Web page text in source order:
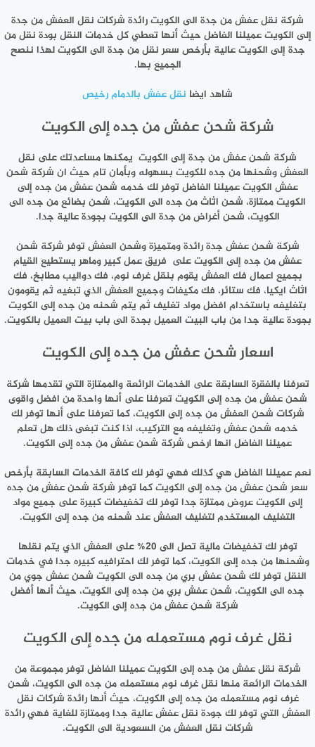
شركة نقل عفش من جدة الى الكويت رائدة شركات نقل العفش من جدة
إلى الكويت عميلنا الفاضل حيث أنها تعطي كل خدمات النقل بودة نقل من
جدة إلى الكويت عالية بأرخص سعر نقل من جدة الى الكويت لهذا ننصح
الجميع بها.
شاهد ايضا نقل عفش بالدمام رخيص
شركة شحن عفش من جده إلى الكويت
شركة شحن عفش من جدة إلى الكويت يمكنها مساعدتك على نقل
العفش وشحنها من جده للكويت بسهوله وبأمان تام حيث ان شركة شحن
عفش الكويت عميلنا الفاضل توفر لك خدمه شحن عفش من جده إلى
الكويت ممتازة، شحن اثاث من جده الى الكويت، شحن بضائع من جده الى
الكويت، شحن أغراض من جدة الى الكويت بجودة عالية جدا.
شركة شحن عفش جدة رائدة ومتميزة وشحن العفش توفر شركة شحن
عفش من جده إلى الكويت على فريق عمل كبير وماهر يستطيع القيام
بجميع اعمال فك العفش يقوم بنقل غرف نوم، فك دواليب مطابخ، فك
اثاث ايكيا، فك ستائر، فك مكيفات وجميع العفش الذي تبغيه ثم يقومون
بتغليفه باستخدام افضل مواد تغليف ثم يتم شحنه من جده إلى الكويت
بجودة عالية جدا من باب البيت العميل بجدة الى باب بيت العميل بالكويت.
اسعار شحن عفش من جده إلى الكويت
تعرفنا بالفقرة السابقة على الخدمات الرائعة والممتازة التي تقدمها شركة
شحن عفش من جده إلى الكويت تعرفنا على أنها واحدة من افضل واقوى
شركات شحن العفش من جده إلى الكويت، كما تعرفنا على أنها توفر لك
خدمه شحن عفش وتغليفه مع التركيب، اذا كنت تبغى ذلك هل تعلم
عميلنا الفاضل انها ارخص شركة شحن عفش من جده إلى الكويت.
نعم عميلنا الفاضل هي كذلك فهي توفر لك كافة الخدمات السابقة بأرخص
سعر شحن عفش من جده إلى الكويت كما توفر شركة شحن عفش من جده
إلى الكويت عروض ممتازة جدا توفر لك تخفيضات كبيرة على جميع مواد
التغليف المستخدم لتغليف العفش عند شحنه من جده إلى الكويت.
توفر لك تخفيضات مالية تصل الى 20% على العفش الذي يتم نقلها
وشحنها من جده إلى الكويت، كما توفر لك احترافيه كبيره جدا في خدمات
النقل توفر لك شحن عفش بري من جده الى الكويت شحن عفش جوي من
جده الى الكويت، شحن عفش بري من جده إلى الكويت، حيث أنها أفضل
شركة شحن عفش من جده إلى الكويت.
نقل غرف نوم مستعمله من جده إلى الكويت
شركة نقل عفش من جده إلى الكويت عميلنا الفاضل توفر مجموعة من
الخدمات الرائعة منها نقل غرف نوم مستعمله من جده الى الكويت، شحن
غرف نوم مستعمله من جده إلى الكويت، حيث أنها رائدة شركات نقل
العفش التي توفر لك جودة نقل عفش عالية جدا وممتازة للغاية فهي رائدة
شركات نقل العفش من السعودية الى الكويت.